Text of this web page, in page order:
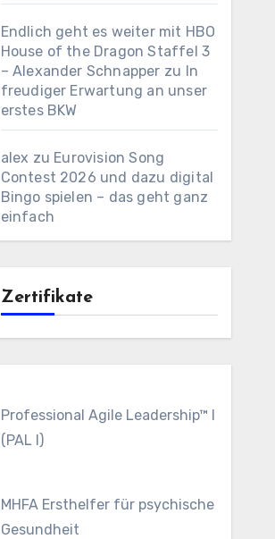
Endlich geht es weiter mit HBO
House of the Dragon Staffel 3
– Alexander Schnapper zu In
freudiger Erwartung an unser
erstes BKW
alex zu Eurovision Song
Contest 2026 und dazu digital
Bingo spielen – das geht ganz
einfach
Zertifikate
Professional Agile Leadership™ I
(PAL I)
MHFA Ersthelfer für psychische
Gesundheit